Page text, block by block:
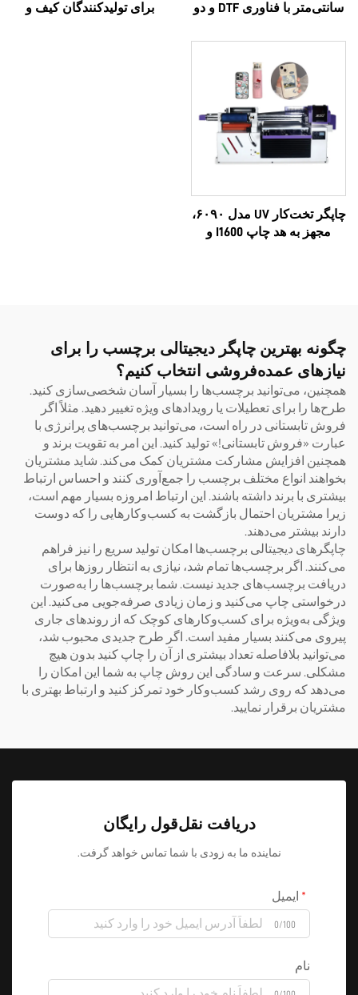
سانتی‌متر با فناوری DTF و دو
i1600A1
برای تولیدکنندگان کیف و
چاپگر تخت‌کار UV مدل ۶۰۹۰،
مجهز به هد چاپ I1600 و
چگونه بهترین چاپگر دیجیتالی برچسب را برای
نیازهای عمده‌فروشی انتخاب کنیم؟
همچنین، می‌توانید برچسب‌ها را بسیار آسان شخصی‌سازی کنید.
طرح‌ها را برای تعطیلات یا رویدادهای ویژه تغییر دهید. مثلاً اگر
فروش تابستانی در راه است، می‌توانید برچسب‌های پرانرژی با
عبارت «فروش تابستانی!» تولید کنید. این امر به تقویت برند و
همچنین افزایش مشارکت مشتریان کمک می‌کند. شاید مشتریان
بخواهند انواع مختلف برچسب را جمع‌آوری کنند و احساس ارتباط
بیشتری با برند داشته باشند. این ارتباط امروزه بسیار مهم است،
زیرا مشتریان احتمال بازگشت به کسب‌وکارهایی را که دوست
دارند بیشتر می‌دهند.
چاپگرهای دیجیتالی برچسب‌ها امکان تولید سریع را نیز فراهم
می‌کنند. اگر برچسب‌ها تمام شد، نیازی به انتظار روزها برای
دریافت برچسب‌های جدید نیست. شما برچسب‌ها را به‌صورت
درخواستی چاپ می‌کنید و زمان زیادی صرفه‌جویی می‌کنید. این
ویژگی به‌ویژه برای کسب‌وکارهای کوچک که از روندهای جاری
پیروی می‌کنند بسیار مفید است. اگر طرح جدیدی محبوب شد،
می‌توانید بلافاصله تعداد بیشتری از آن را چاپ کنید بدون هیچ
مشکلی. سرعت و سادگی این روش چاپ به شما این امکان را
می‌دهد که روی رشد کسب‌وکار خود تمرکز کنید و ارتباط بهتری با
مشتریان برقرار نمایید.
دریافت نقل‌قول رایگان
نماینده ما به زودی با شما تماس خواهد گرفت.
ایمیل
0/100
نام